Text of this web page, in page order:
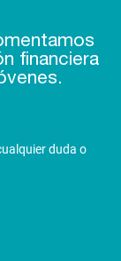
financiera
duda o